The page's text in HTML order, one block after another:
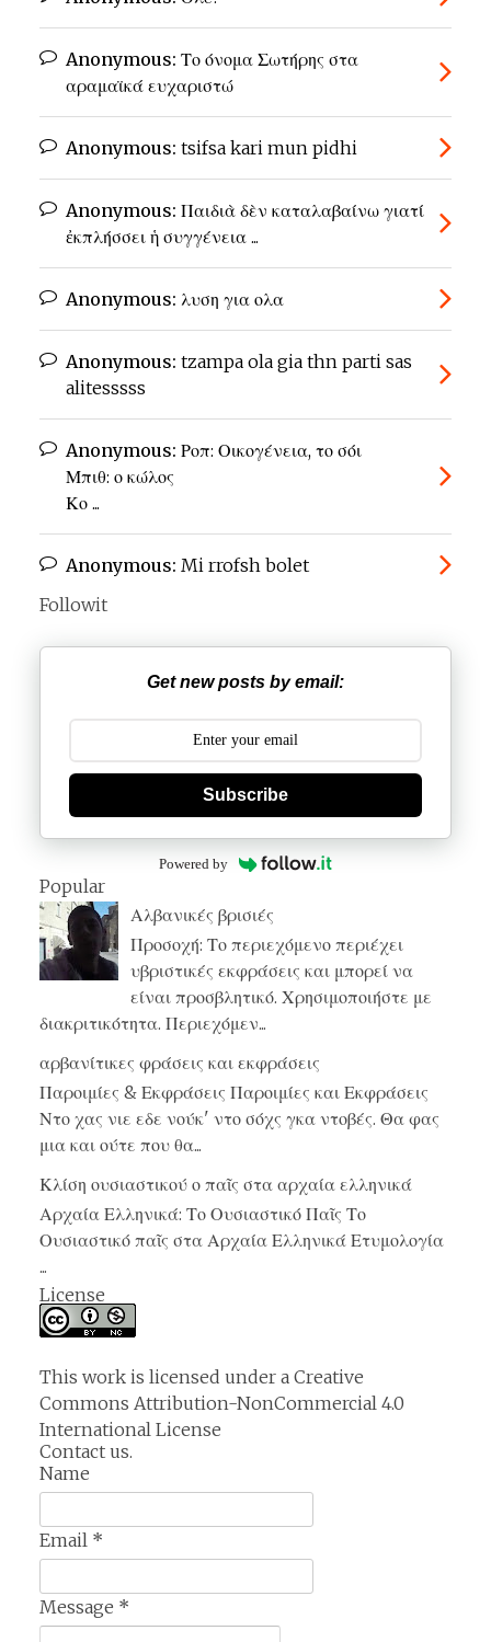
Anonymous: Το όνομα Σωτήρης στα
αραμαϊκά ευχαριστώ
Anonymous: tsifsa kari mun pidhi
Anonymous: Παιδιὰ δὲν καταλαβαίνω γιατί
ἐκπλήσσει ἡ συγγένεια ...
Anonymous: λυση για ολα
Anonymous: tzampa ola gia thn parti sas
alitesssss
Anonymous: Ροπ: Οικογένεια, το σόι
Μπιθ: ο κώλος
Κο ...
Anonymous: Mi rrofsh bolet
Followit
Get new posts by email:
Subscribe
Powered by
Popular
Αλβανικές βρισιές
Προσοχή: Το περιεχόμενο περιέχει
υβριστικές εκφράσεις και μπορεί να
είναι προσβλητικό. Χρησιμοποιήστε με
διακριτικότητα. Περιεχόμεν...
αρβανίτικες φράσεις και εκφράσεις
Παροιμίες & Εκφράσεις Παροιμίες και Εκφράσεις
Ντο χας νιε εδε νούκ' ντο σόχς γκα ντοβές. Θα φας
μια και ούτε που θα...
Κλίση ουσιαστικού ο παῖς στα αρχαία ελληνικά
Αρχαία Ελληνικά: Το Ουσιαστικό Παῖς Το
Ουσιαστικό παῖς στα Αρχαία Ελληνικά Ετυμολογία
...
License
This work is licensed under a Creative
Commons Attribution-NonCommercial 4.0
International License
Contact us.
Name
Email *
Message *